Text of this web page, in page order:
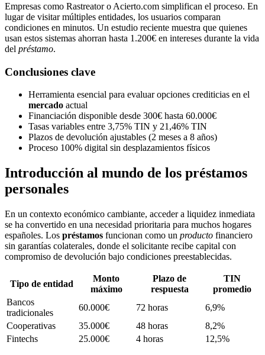
Empresas como Rastreator o Acierto.com simplifican el proceso. En
lugar de visitar múltiples entidades, los usuarios comparan
condiciones en minutos. Un estudio reciente muestra que quienes
usan estos sistemas ahorran hasta 1.200€ en intereses durante la vida
del préstamo.
Conclusiones clave
Herramienta esencial para evaluar opciones crediticias en el
mercado actual
Financiación disponible desde 300€ hasta 60.000€
Tasas variables entre 3,75% TIN y 21,46% TIN
Plazos de devolución ajustables (2 meses a 8 años)
Proceso 100% digital sin desplazamientos físicos
Introducción al mundo de los préstamos
personales
En un contexto económico cambiante, acceder a liquidez inmediata
se ha convertido en una necesidad prioritaria para muchos hogares
españoles. Los préstamos funcionan como un producto financiero
sin garantías colaterales, donde el solicitante recibe capital con
compromiso de devolución bajo condiciones preestablecidas.
Tipo de entidad
Monto
máximo
Plazo de
respuesta
TIN
promedio
Bancos
tradicionales
60.000€ 72 horas
6,9%
Cooperativas
35.000€ 48 horas
8,2%
Fintechs
25.000€ 4 horas 12,5%